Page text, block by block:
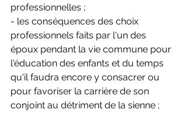
professionnelles ;
- les conséquences des choix
professionnels faits par l'un des
époux pendant la vie commune pour
l'éducation des enfants et du temps
qu'il faudra encore y consacrer ou
pour favoriser la carrière de son
conjoint au détriment de la sienne ;